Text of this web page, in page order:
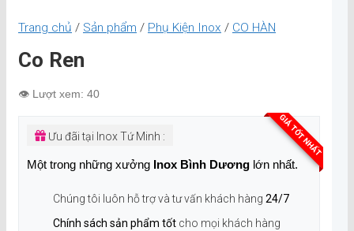
Trang chủ / Sản phẩm / Phụ Kiện Inox / CO HÀN
Co Ren
👁️ Lượt xem: 40
GIÁ TỐT NHẤT
Ưu đãi tại Inox Tứ Minh :
Một trong những xưởng Inox Bình Dương lớn nhất.
Chúng tôi luôn hỗ trợ và tư vấn khách hàng 24/7
Chính sách sản phẩm tốt cho mọi khách hàng